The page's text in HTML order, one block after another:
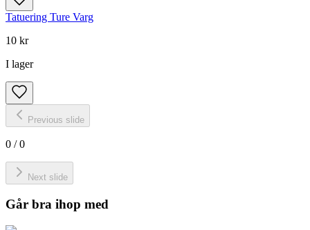
Tatuering Ture Varg
10 kr
I lager
Previous slide
0 /0
Next slide
Går bra ihop med